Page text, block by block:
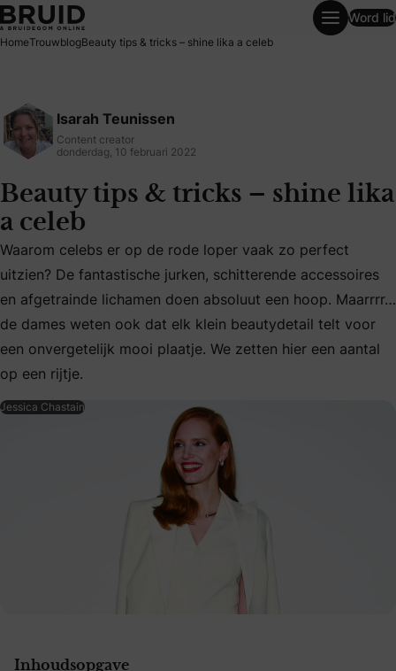
Beauty tips & tricks – shine lika a celeb
Word lid
HomeTrouwblogBeauty tips & tricks – shine lika a celeb
Isarah Teunissen
Content creator
donderdag, 10 februari 2022
Beauty tips & tricks – shine lika
a celeb
Waarom celebs er op de rode loper vaak zo perfect
Waarom celebs er op de rode loper vaak zo perfect
uitzien? De fantastische jurken, schitterende accessoires
en afgetrainde lichamen doen absoluut een hoop. Maarrrr…
de dames weten ook dat elk klein beautydetail telt voor
een onvergetelijk mooi plaatje. We zetten hier een aantal
op een rijtje.
Jessica Chastain
Inhoudsopgave